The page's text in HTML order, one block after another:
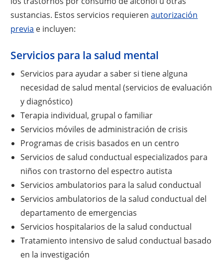
sustancias. Estos servicios requierenautorización
previa e incluyen:
Servicios para la salud mental
Servicios para ayudar a saber si tiene alguna
necesidad de salud mental (servicios de evaluación
y diagnóstico)
Terapia individual, grupal o familiar
Servicios móviles de administración de crisis
Programas de crisis basados en un centro
Servicios de salud conductual especializados para
niños con trastorno del espectro autista
Servicios ambulatorios para la salud conductual
Servicios ambulatorios de la salud conductual del
departamento de emergencias
Servicios hospitalarios de la salud conductual
Tratamiento intensivo de salud conductual basado
en la investigación